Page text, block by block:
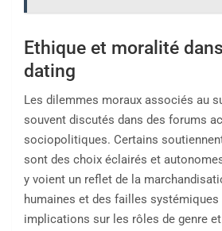
Ethique et moralité
dating
Les dilemmes moraux associés au
souvent discutés dans des forums
sociopolitiques. Certains
sont des choix éclairés et
y voient un reflet de la
humaines et des failles
implications sur les rôles de genre